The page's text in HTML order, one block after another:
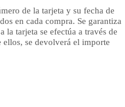
de la tarjeta y su fecha de
en cada compra. Se garantiza
la tarjeta se efectúa a través de
ellos, se devolverá el importe